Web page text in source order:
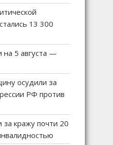
13 300
на 5 августа —
осудили за
РФ против
кражу почти 20